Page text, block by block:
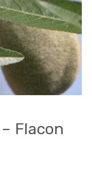
Flacon